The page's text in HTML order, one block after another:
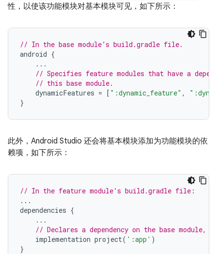
性，以使该功能模块对基本模块可见，如下所示：
// In the base module’s build.gradle file.
android {
...
// Specifies feature modules that have a
// this base module.
dynamicFeatures = [ ":dynamic_feature" ,
}
此外，Android Studio 还会将基本模块添加为功能模块的依
赖项，如下所示：
// In the feature module’s build.gradle file:
...
dependencies {
...
// Declares a dependency on the base module,
implementation project( ':app' )
}